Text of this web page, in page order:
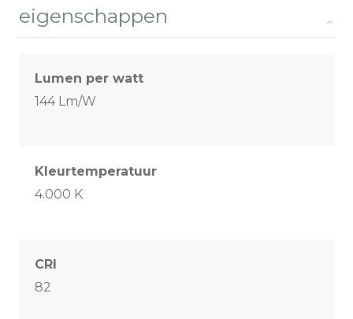
eigenschappen
Lumen per watt
144 Lm/W
Kleurtemperatuur
4.000 K
CRI
82